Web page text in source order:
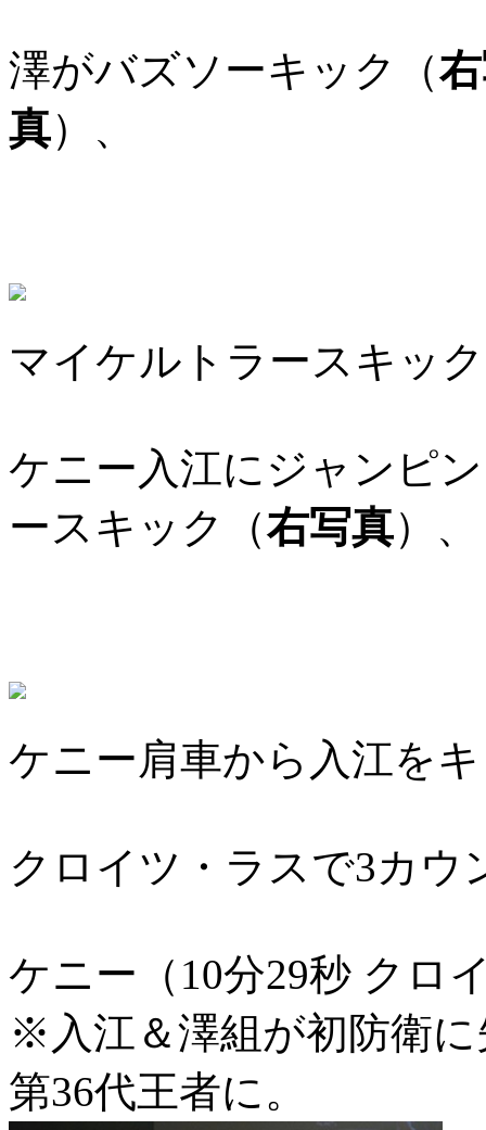
澤がバズソーキック（
真）、
マイケルトラースキッ
ケニー入江にジャンピ
ースキック（右写真）、
ケニー肩車から入江を
クロイツ・ラスで3カウ
ケニー（10分29秒 クロ
※入江＆澤組が初防衛
第36代王者に。